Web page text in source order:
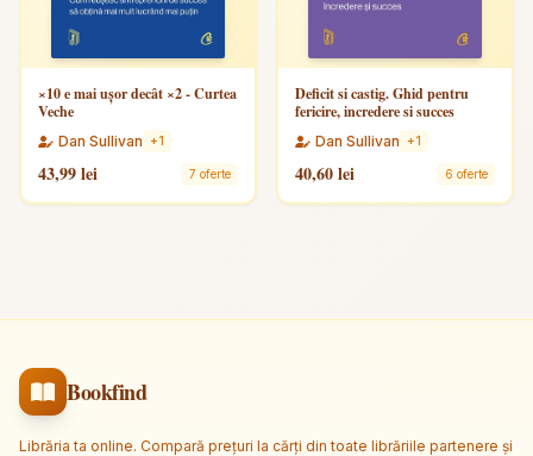
×10 e mai ușor decât ×2 - Curtea
Veche
Dan Sullivan +1
43,99 lei 7 oferte
Deficit si castig. Ghid pentru
fericire, incredere si succes
Dan Sullivan +1
40,60 lei 6 oferte
Bookfind
Librăria ta online. Compară prețuri la cărți din toate librăriile partenere și